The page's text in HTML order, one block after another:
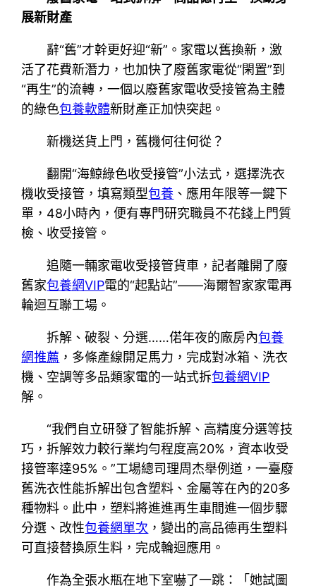
展新財產
辭“舊”才幹更好迎“新”。家電以舊換新，激
活了花費新潛力，也加快了廢舊家電從“閑置”到
“再生”的流轉，一個以廢舊家電收受接管為主體
的綠色包養軟體新財產正加快突起。
新機送貨上門，舊機何往何從？
翻開“海鯨綠色收受接管”小法式，選擇洗衣
機收受接管，填寫類型包養 、應用年限等一鍵下
單，48小時內，便有專門研究職員不花錢上門質
檢、收受接管。
追隨一輛家電收受接管貨車，記者離開了廢
舊家包養網VIP電的“起點站”——海爾智家家電再
輪迴互聯工場。
拆解、破裂、分選……偌年夜的廠房內包養
網推薦 ，多條產線開足馬力，完成對冰箱、洗衣
機、空調等多品類家電的一站式拆包養網VIP
解。
“我們自立研發了智能拆解、高精度分選等技
巧，拆解效力較行業均勻程度高20%，資本收受
接管率達95%。”工場總司理周杰舉例道，一臺廢
舊洗衣性能拆解出包含塑料、金屬等在內的20多
種物料。此中，塑料將進進再生車間進一個步驟
分選、改性包養網單次 ，變出的高品德再生塑料
可直接替換原生料，完成輪迴應用。
作為全張水瓶在地下室嚇了一跳：「她試圖